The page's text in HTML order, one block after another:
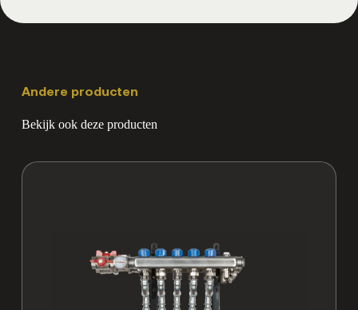
Andere producten
Bekijk ook deze producten